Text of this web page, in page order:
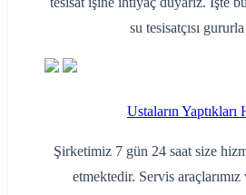
su tesisatçısı
Ustaların Yaptıkları
Şirketimiz 7 gün 24 saat size
etmektedir. Servis